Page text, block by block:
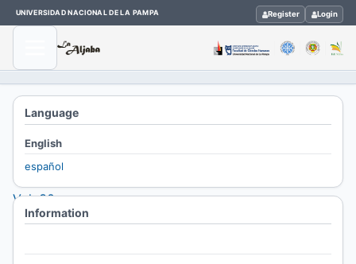
UNIVERSIDAD NACIONAL DE LA PAMPA Register Login
Home
Archives
Vol. 30
No. 1
Language
English
español
Information